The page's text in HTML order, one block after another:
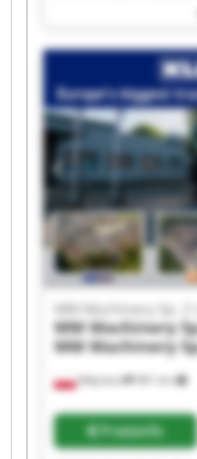
Z o.o. MM Machinery
Machinery Sp. Z o.o.
MM Machinery Sp. Z
o.o. MM Machinery
Z o.o. MM Machinery
Sp. Z o.o. MM
Machinery Sp. Z o.o.
MM Machinery Sp. Z
o.o.
Więcbork 981 km
MM Machinery Sp. Z
MM Machinery
MM Machinery
Preisinfo